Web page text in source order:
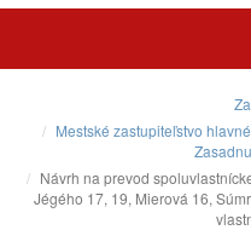
Mestské zastupiteľstvo
Návrh na prevod
Jégého 17, 19, Mierová 16,